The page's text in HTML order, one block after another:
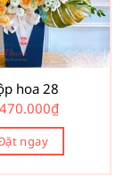
hoa 28
₫
ngay